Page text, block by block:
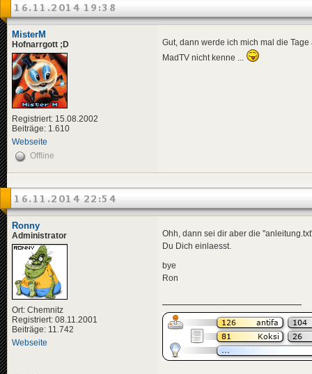
16.11.2014 19:38
MisterM
Hofnarrgott ;D
Registriert: 15.08.2002
Beiträge: 1.610
Webseite
Gut, dann werde ich mich mal die
MadTV nicht kenne ...
Offline
16.11.2014 22:54
Ronny
Administrator
Ort: Chemnitz
Registriert: 08.11.2001
Beiträge: 11.742
Webseite
Ohh, dann sei dir aber die
Du Dich einlaesst.
bye
Ron